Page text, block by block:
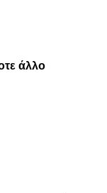
άλλο